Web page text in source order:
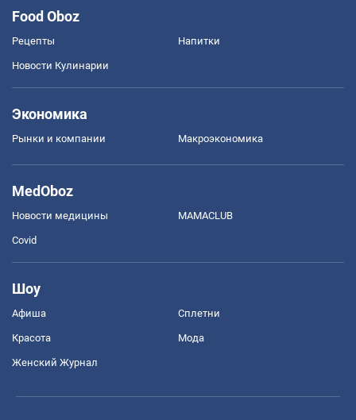
Food Oboz
Рецепты Напитки
Новости Кулинарии
Экономика
Рынки и компании Mакроэкономика
MedOboz
Новости медицины MAMACLUB
Covid
Шоу
Афиша Сплетни
Красота Мода
Женский Журнал